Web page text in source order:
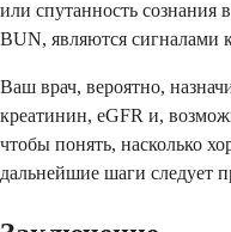
или спутанность сознания
BUN, являются сигналами
Ваш врач, вероятно,
креатинин, eGFR и,
чтобы понять, насколько
дальнейшие шаги следует